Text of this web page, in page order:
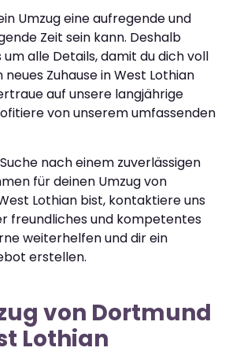
Umzug eine aufregende und
Zeit sein kann. Deshalb
alle Details, damit du dich voll
neues Zuhause in West Lothian
auf unsere langjährige
von unserem umfassenden
nach einem zuverlässigen
für deinen Umzug von
Lothian bist, kontaktiere uns
freundliches und kompetentes
weiterhelfen und dir ein
erstellen.
von Dortmund
Lothian